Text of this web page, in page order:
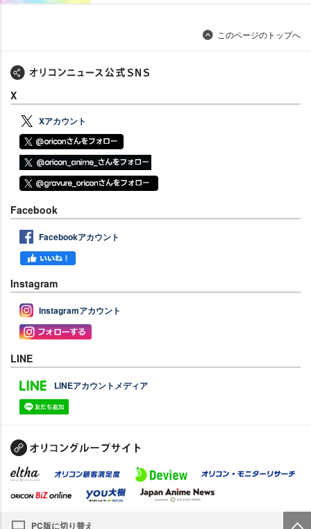
このページのトップへ
X
Xアカウント
Facebook
Facebookアカウント
Instagram
Instagramアカウント
LINE
LINEアカウントメディア
PC版に切り替え